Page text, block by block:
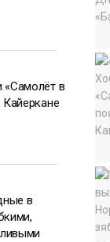
«Самолёт в
Кайеркане
в